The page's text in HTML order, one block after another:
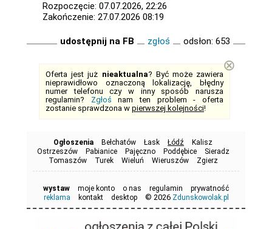
Rozpoczęcie: 07.07.2026, 22:26
Zakończenie: 27.07.2026 08:19
udostępnij na FB zgłoś odsłon: 653
Oferta jest już nieaktualna? Być może zawiera
nieprawidłowo oznaczoną lokalizację, błędny
numer telefonu czy w inny sposób narusza
regulamin? Zgłoś nam ten problem - oferta
zostanie sprawdzona w pierwszej kolejności!
⊗
Ogłoszenia Bełchatów Łask Łódź
Kalisz
Ostrzeszów
Pabianice Pajęczno Poddębice
Sieradz
Tomaszów
Turek Wieluń Wieruszów Zgierz
wystaw moje konto o nas regulamin
prywatność
reklama
kontakt desktop © 2026 Zdunskowolak.pl